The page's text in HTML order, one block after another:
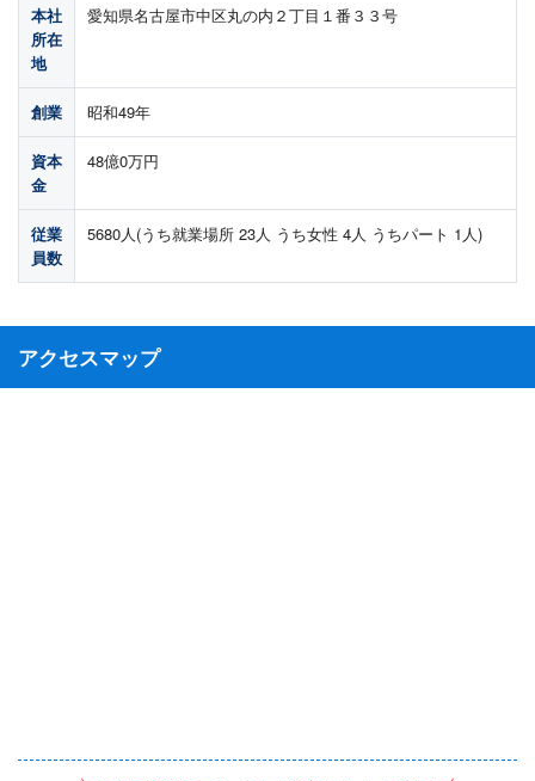
本社
所在
地
愛知県名古屋市中区丸の内２丁目１番３３号
創業 昭和49年
資本
金
48億0万円
従業
員数
5680人(うち就業場所 23人 うち女性 4人 うちパート 1人)
アクセスマップ